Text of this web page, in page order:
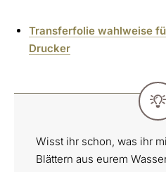
Transferfolie wahlweise
Drucker
Wisst ihr schon, was ihr
Blättern aus eurem